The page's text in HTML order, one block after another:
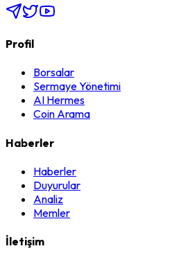
Profil
Borsalar
Sermaye Yönetimi
AI Hermes
Coin Arama
Haberler
Haberler
Duyurular
Analiz
Memler
İletişim